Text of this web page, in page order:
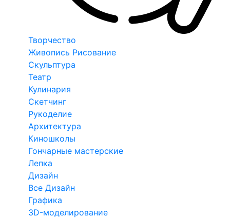
Творчество
Живопись Рисование
Скульптура
Театр
Кулинария
Скетчинг
Рукоделие
Архитектура
Киношколы
Гончарные мастерские
Лепка
Дизайн
Все Дизайн
Графика
3D-моделирование